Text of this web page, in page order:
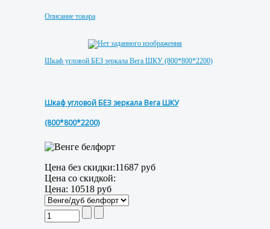
Описание товара
Шкаф угловой БЕЗ зеркала Вега ШКУ (800*800*2200)
Шкаф угловой БЕЗ зеркала Вега ШКУ
(800*800*2200)
Цена без скидки:11687 руб
Цена со скидкой:
Цена: 10518 руб